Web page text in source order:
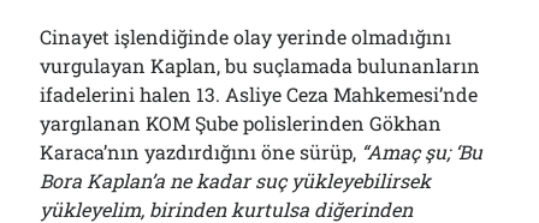
Cinayet işlendiğinde olay yerinde olmadığını
vurgulayan Kaplan, bu suçlamada bulunanların
ifadelerini halen 13. Asliye Ceza Mahkemesi’nde
yargılanan KOM Şube polislerinden Gökhan
Karaca’nın yazdırdığını öne sürüp, “Amaç şu; ‘Bu
Bora Kaplan’a ne kadar suç yükleyebilirsek
yükleyelim, birinden kurtulsa diğerinden